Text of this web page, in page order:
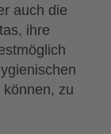
auch die
ihre
zu